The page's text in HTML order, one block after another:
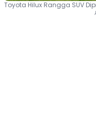
Toyota Hilux Rangga SUV